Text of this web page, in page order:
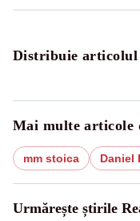
Distribuie articolul
Mai multe articole
mm stoica Daniel
Urmărește știrile